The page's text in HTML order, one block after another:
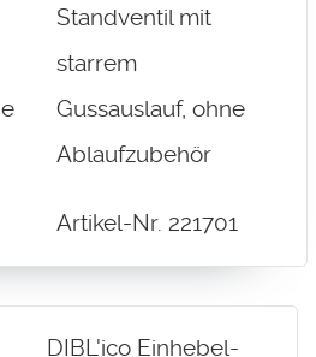
Standventil mit
starrem
Gussauslauf, ohne
Ablaufzubehör
Artikel-Nr. 221701
DIBL'ico Einhebel-